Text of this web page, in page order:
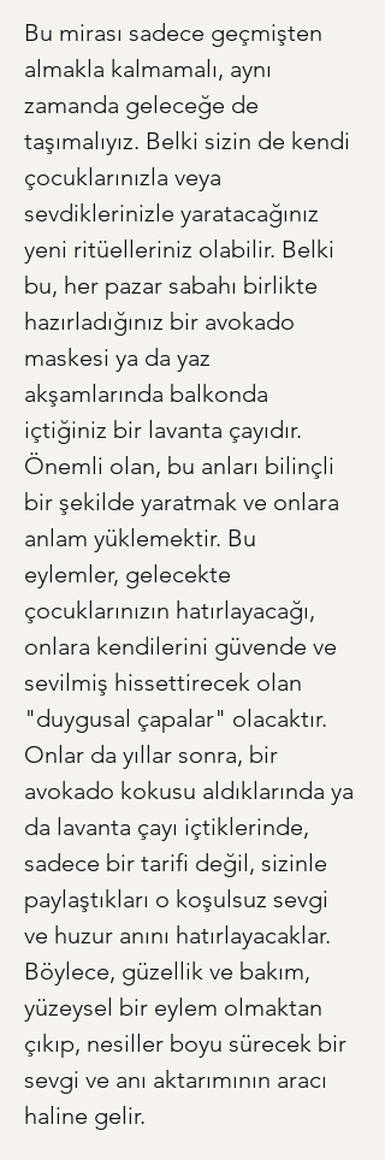
Bu mirası sadece geçmişten
almakla kalmamalı, aynı
zamanda geleceğe de
taşımalıyız. Belki sizin de kendi
çocuklarınızla veya
sevdiklerinizle yaratacağınız
yeni ritüelleriniz olabilir. Belki
bu, her pazar sabahı birlikte
hazırladığınız bir avokado
maskesi ya da yaz
akşamlarında balkonda
içtiğiniz bir lavanta çayıdır.
Önemli olan, bu anları bilinçli
bir şekilde yaratmak ve onlara
anlam yüklemektir. Bu
eylemler, gelecekte
çocuklarınızın hatırlayacağı,
onlara kendilerini güvende ve
sevilmiş hissettirecek olan
"duygusal çapalar" olacaktır.
Onlar da yıllar sonra, bir
avokado kokusu aldıklarında ya
da lavanta çayı içtiklerinde,
sadece bir tarifi değil, sizinle
paylaştıkları o koşulsuz sevgi
ve huzur anını hatırlayacaklar.
Böylece, güzellik ve bakım,
yüzeysel bir eylem olmaktan
çıkıp, nesiller boyu sürecek bir
sevgi ve anı aktarımının aracı
haline gelir.